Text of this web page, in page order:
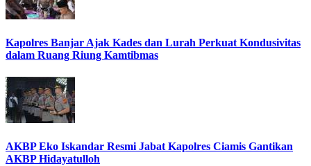
Kapolres Banjar Ajak Kades dan Lurah Perkuat Kondusivitas
dalam Ruang Riung Kamtibmas
AKBP Eko Iskandar Resmi Jabat Kapolres Ciamis Gantikan
AKBP Hidayatulloh